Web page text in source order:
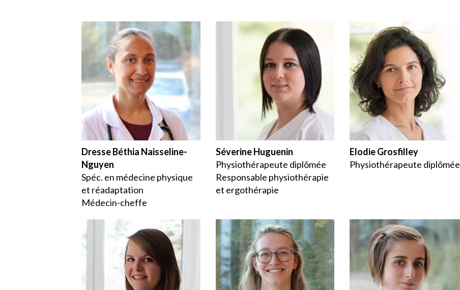
Dresse Béthia Naisseline-
Nguyen
Spéc. en médecine physique
et réadaptation
Médecin-cheffe
Séverine Huguenin
Physiothérapeute diplômée
Responsable physiothérapie
et ergothérapie
Elodie Grosfilley
Physiothérapeute diplômée